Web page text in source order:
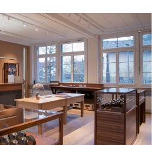
免费延长至 3 年